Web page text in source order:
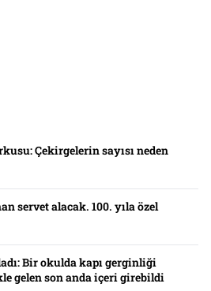
Çekirgelerin sayısı neden
servet alacak. 100. yıla özel
Bir okulda kapı gerginliği
gelen son anda içeri girebildi